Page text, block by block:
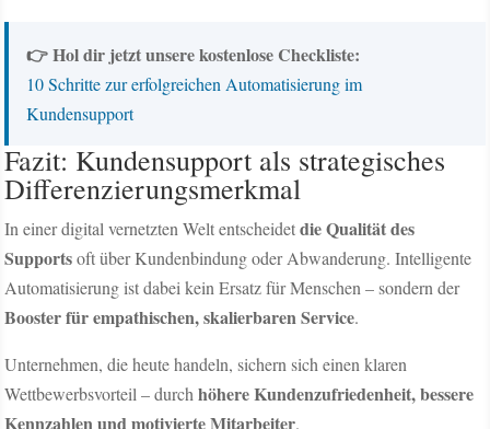
👉 Hol dir jetzt unsere kostenlose Checkliste:
10 Schritte zur erfolgreichen Automatisierung im
Kundensupport
Fazit: Kundensupport als strategisches
Differenzierungsmerkmal
In einer digital vernetzten Welt entscheidetdie Qualität des
Supportsoft über Kundenbindung oder Abwanderung. Intelligente
Automatisierung ist dabei kein Ersatz für Menschen – sondern der
Booster für empathischen, skalierbaren Service.
Unternehmen, die heute handeln, sichern sich einen klaren
Wettbewerbsvorteil – durchhöhere Kundenzufriedenheit, bessere
Kennzahlen und motivierte Mitarbeiter.